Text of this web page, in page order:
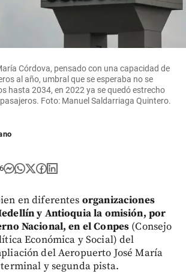
Córdova, pensado con una capacidad de
al año, umbral que se esperaba no se
hasta 2034, en 2022 ya se quedó estrecho
Foto: Manuel Saldarriaga Quintero.
en diferentes organizaciones
y Antioquia la omisión, por
Nacional, en el Conpes (Consejo
Económica y Social) del
del Aeropuerto José María
y segunda pista.